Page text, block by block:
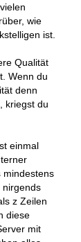
wie
ist.
Qualität
Wenn du
denn
kriegst du
einmal
mindestens
nirgends
z Zeilen
diese
mit